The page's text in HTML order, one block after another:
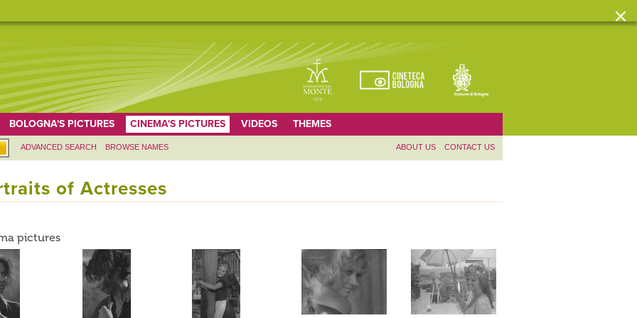
BOLOGNA'S PICTURES CINEMA'S PICTURES VIDEOS THEMES
ADVANCED SEARCH BROWSE NAMES ABOUT US CONTACT US
of Actresses
pictures